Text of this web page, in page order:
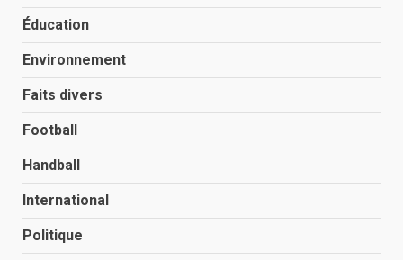
Éducation
Environnement
Faits divers
Football
Handball
International
Politique